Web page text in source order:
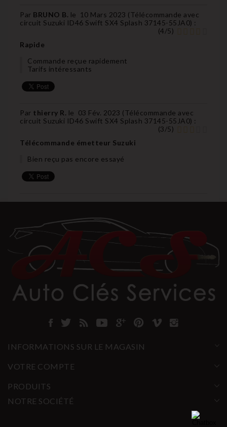
Par BRUNO B. le 10 Mars 2023 (Télécommande avec
circuit Suzuki ID46 Swift SX4 Splash 37145-55JA0) :
(4/5)
Rapide
Commande reçue rapidement
Tarifs intéressants
Par thierry R. le 03 Fév. 2023 (Télécommande avec
circuit Suzuki ID46 Swift SX4 Splash 37145-55JA0) :
(3/5)
Télécommande émetteur Suzuki
Bien reçu pas encore essayé
INFORMATIONS SUR LE MAGASIN
VOTRE COMPTE
PRODUITS
NOTRE SOCIÉTÉ